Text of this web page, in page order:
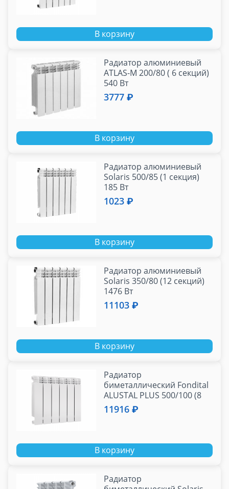
В корзину
Радиатор алюминиевый
ATLAS-M 200/80 ( 6 секций)
540 Вт
3777 ₽
В корзину
Радиатор алюминиевый
Solaris 500/85 (1 секция)
185 Вт
1023 ₽
В корзину
Радиатор алюминиевый
Solaris 350/80 (12 секций)
1476 Вт
11103 ₽
В корзину
Радиатор
биметаллический Fondital
ALUSTAL PLUS 500/100 (8
секций) 1584 Вт
11916 ₽
В корзину
Радиатор